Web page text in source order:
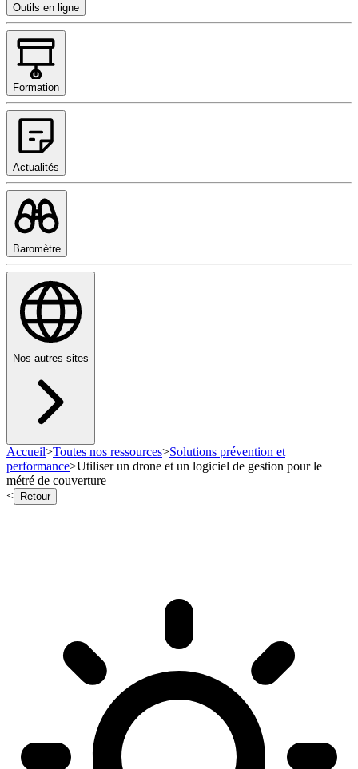
Outils en ligne
Formation
Actualités
Baromètre
Nos autres sites
Accueil>Toutes nos ressources>Solutions prévention et
performance>Utiliser un drone et un logiciel de gestion pour le
métré de couverture
<
Retour